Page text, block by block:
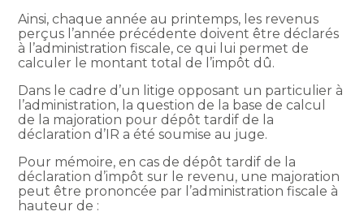
Ainsi, chaque année au printemps, les revenus
perçus l’année précédente doivent être déclarés
à l’administration fiscale, ce qui lui permet de
calculer le montant total de l’impôt dû.
Dans le cadre d’un litige opposant un particulier à
l’administration, la question de la base de calcul
de la majoration pour dépôt tardif de la
déclaration d’IR a été soumise au juge.
Pour mémoire, en cas de dépôt tardif de la
déclaration d’impôt sur le revenu, une majoration
peut être prononcée par l’administration fiscale à
hauteur de :